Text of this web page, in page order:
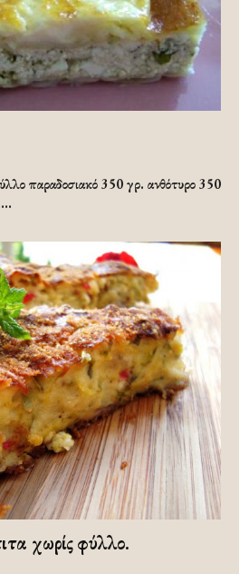
παραδοσιακό 350 γρ. ανθότυρο 350
χωρίς φύλλο.